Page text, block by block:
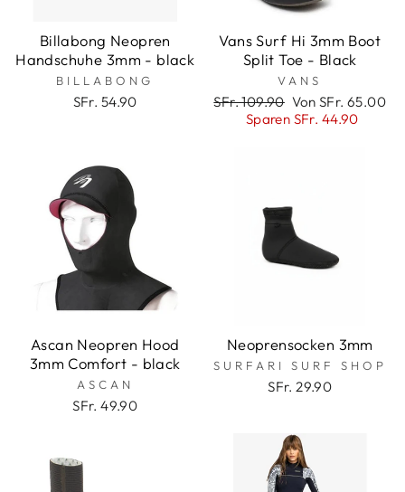
Billabong Neopren
Handschuhe 3mm - black
BILLABONG
SFr. 54.90
Vans Surf Hi 3mm Boot
Split Toe - Black
VANS
Normaler
SFr. 109.90 Sonderpreis
Von SFr. 65.00
Sparen SFr. 44.90
Ascan Neopren Hood
3mm Comfort - black
ASCAN
SFr. 49.90
Neoprensocken 3mm
SURFARI SURF SHOP
SFr. 29.90